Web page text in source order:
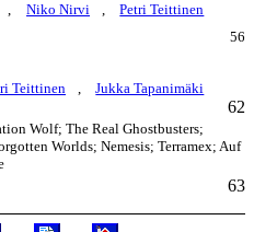
, Niko Nirvi , Petri Teittinen
56
Teittinen
, Jukka Tapanimäki
62
Wolf; The Real Ghostbusters;
Worlds; Nemesis; Terramex; Auf
63